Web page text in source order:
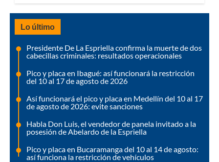
Lo último
Presidente De La Espriella confirma la muerte de dos
cabecillas criminales: resultados operacionales
Pico y placa en Ibagué: así funcionará la restricción
del 10 al 17 de agosto de 2026
Así funcionará el pico y placa en Medellín del 10 al 17
de agosto de 2026: evite sanciones
Habla Don Luis, el vendedor de panela invitado a la
posesión de Abelardo de la Espriella
Pico y placa en Bucaramanga del 10 al 14 de agosto:
así funciona la restricción de vehículos